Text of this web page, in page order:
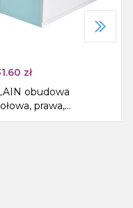
zł
obudowa
prawa,